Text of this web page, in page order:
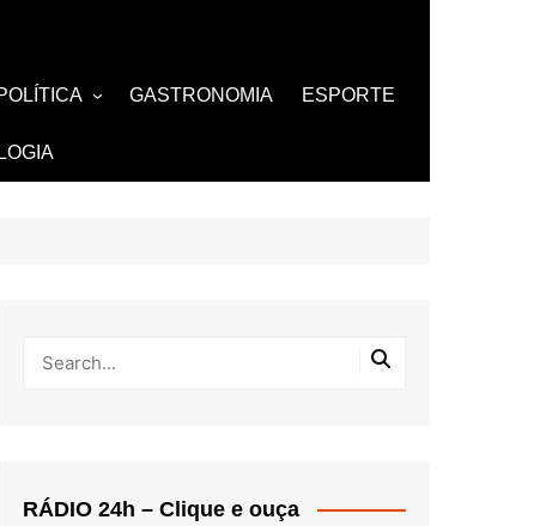
FAMOSOS
GASTRONOMIA ESPORTE
RÁDIO 24h – Clique e ouça